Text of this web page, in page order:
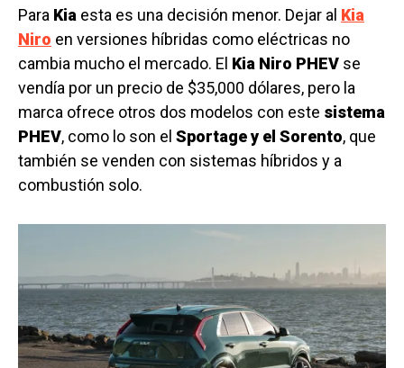
Para Kia esta es una decisión menor. Dejar al Kia
Niro en versiones híbridas como eléctricas no
cambia mucho el mercado. El Kia Niro PHEV se
vendía por un precio de $35,000 dólares, pero la
marca ofrece otros dos modelos con este sistema
PHEV, como lo son el Sportage y el Sorento, que
también se venden con sistemas híbridos y a
combustión solo.